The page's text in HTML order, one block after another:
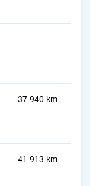
37 940 km
41 913 km